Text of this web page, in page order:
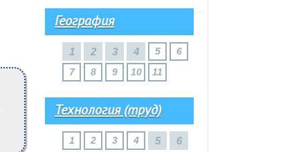
География
1 2 3 4 5
6
7
8 9 10 11
Технология (труд)
1 2 3 4 5
6